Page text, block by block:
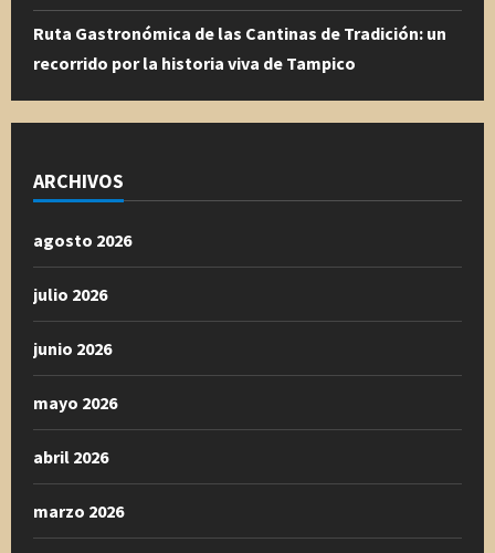
Ruta Gastronómica de las Cantinas de Tradición: un
recorrido por la historia viva de Tampico
ARCHIVOS
agosto 2026
julio 2026
junio 2026
mayo 2026
abril 2026
marzo 2026